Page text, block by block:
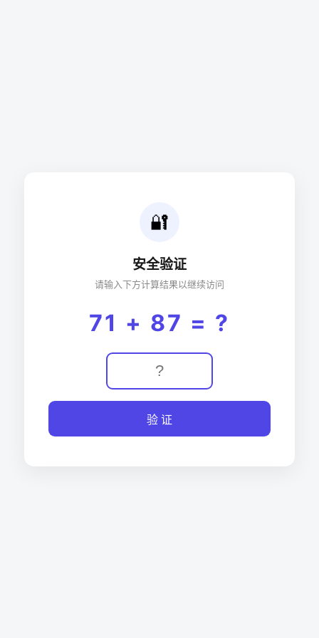
🔐
安全验证
请输入下方计算结果以继续访问
71 + 87 = ?
验 证